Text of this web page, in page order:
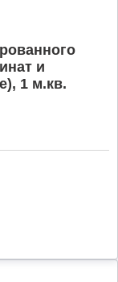
и
1 м.кв.